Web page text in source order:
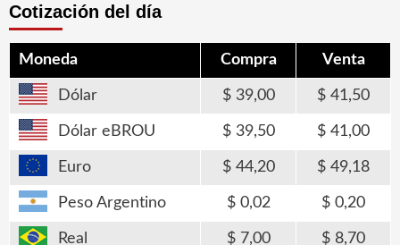
Cotización del día
Moneda Compra Venta
Dólar 39,00 41,50
Dólar eBROU 39,50 41,00
Euro 44,20 49,18
Peso Argentino 0,02 0,20
Real 7,00 8,70